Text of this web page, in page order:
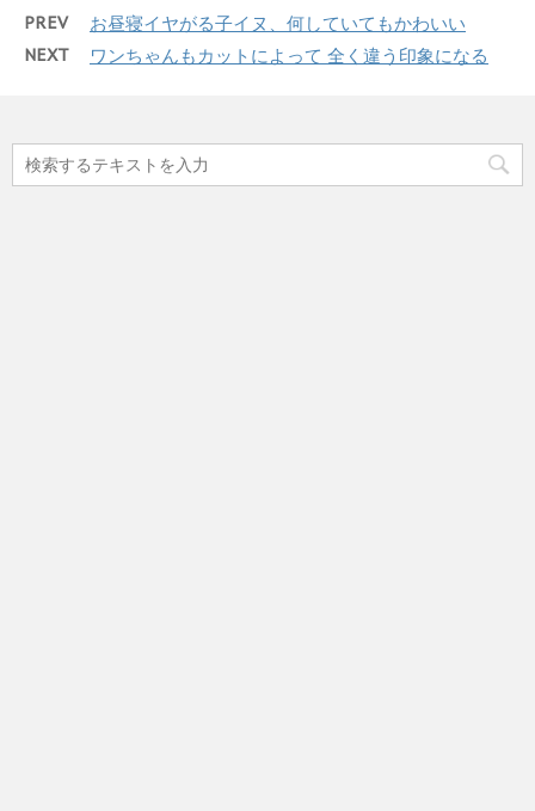
PREV お昼寝イヤがる子イヌ、何していてもかわいい
NEXT ワンちゃんもカットによって 全く違う印象になる